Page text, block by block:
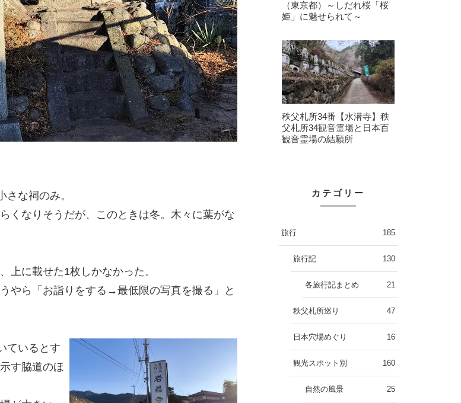
さな祠のみ。
くなりそうだが、このときは冬。木々に葉がな
上に載せた1枚しかなかった。
やら「お詣りをする→最低限の写真を撮る」と
ているとす
す脇道のほ
（東京都）～しだれ桜「桜
姫」に魅せられて～
秩父札所34番【水潜寺】秩
父札所34観音霊場と日本百
観音霊場の結願所
カテゴリー
旅行 185
旅行記 130
各旅行記まとめ 21
秩父札所巡り 47
日本穴場めぐり 16
観光スポット別 160
自然の風景 25